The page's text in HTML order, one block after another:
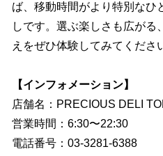
ば、移動時間がより特別なひ
しです。選ぶ楽しさも広がる
えをぜひ体験してみてくださ
【インフォメーション】
店舗名：PRECIOUS DELI
営業時間：6:30〜22:30
電話番号：03-3281-6388